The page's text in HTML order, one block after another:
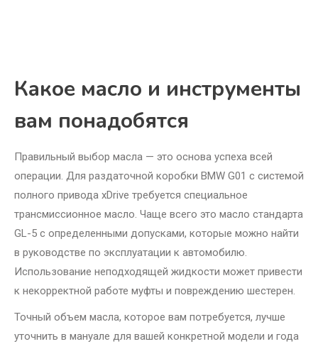
Какое масло и инструменты
вам понадобятся
Правильный выбор масла — это основа успеха всей
операции. Для раздаточной коробки BMW G01 с системой
полного привода xDrive требуется специальное
трансмиссионное масло. Чаще всего это масло стандарта
GL-5 с определенными допусками, которые можно найти
в руководстве по эксплуатации к автомобилю.
Использование неподходящей жидкости может привести
к некорректной работе муфты и повреждению шестерен.
Точный объем масла, которое вам потребуется, лучше
уточнить в мануале для вашей конкретной модели и года